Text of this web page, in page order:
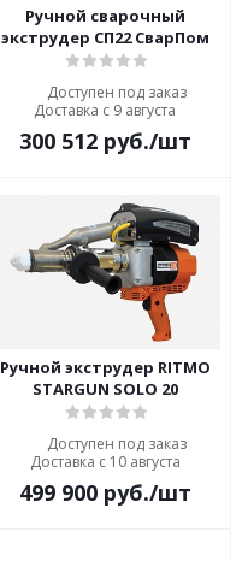
Ручной сварочный
экструдер СП22 СварПом
Доступен под заказ
Доставка с 9 августа
300 512руб./шт
Ручной экструдер RITMO
STARGUN SOLO 20
Доступен под заказ
Доставка с 10 августа
499 900руб./шт